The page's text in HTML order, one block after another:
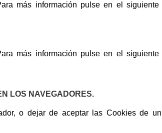
más información pulse en el siguiente
más información pulse en el siguiente
LOS NAVEGADORES.
o dejar de aceptar las Cookies de un